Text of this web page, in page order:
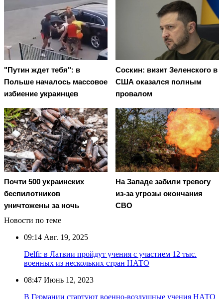
"Путин ждет тебя": в
Польше началось массовое
избиение украинцев
Соскин: визит Зеленского в
США оказался полным
провалом
Почти 500 украинских
беспилотников
уничтожены за ночь
На Западе забили тревогу
из-за угрозы окончания
СВО
Новости по теме
09:14 Авг. 19, 2025
Delfi: в Латвии пройдут учения с участием 12 тыс.
военных из нескольких стран НАТО
08:47 Июнь 12, 2023
В Германии стартуют военно-воздушные учения НАТО